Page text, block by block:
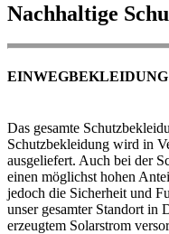
Nachhaltige
Das gesamte
Schutzbekleidung wird in
ausgeliefert. Auch bei der
einen möglichst hohen
jedoch die Sicherheit und
unser gesamter Standort in
erzeugtem Solarstrom